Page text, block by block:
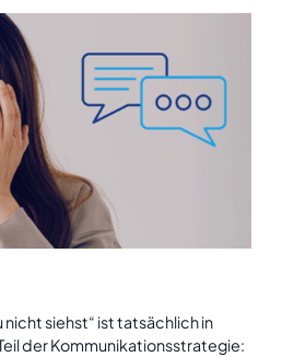
nicht siehst“ ist tatsächlich in
der Kommunikationsstrategie: